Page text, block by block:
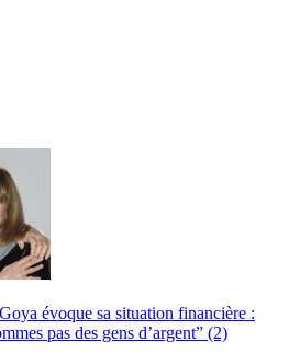
évoque sa situation financière :
pas des gens d’argent” (2)